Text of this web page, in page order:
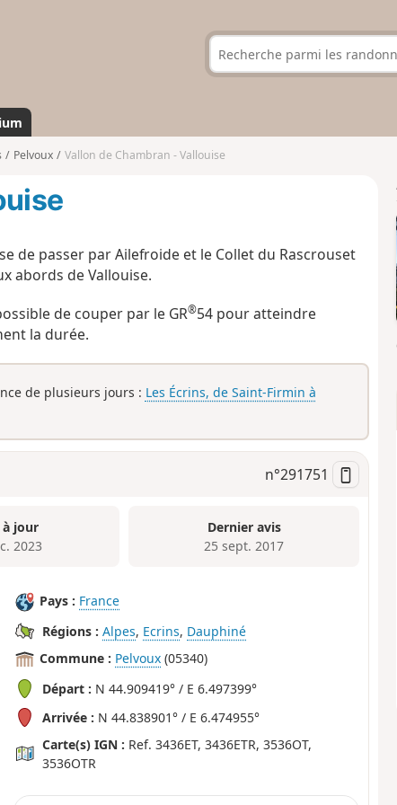
Pelvoux Vallon de Chambran - Vallouise
de passer par Ailefroide et le Collet du Rascrouset
abords de Vallouise.
de couper par le GR®54 pour atteindre
la durée.
de plusieurs jours : Les Écrins, de Saint-Firmin à
n°291751
à jour
2023
Dernier avis
25 sept. 2017
Pays : France
Régions : Alpes, Ecrins, Dauphiné
Commune : Pelvoux (05340)
Départ : N 44.909419° / E 6.497399°
Arrivée : N 44.838901° / E 6.474955°
Carte(s) IGN : Ref. 3436ET, 3436ETR, 3536OT,
3536OTR